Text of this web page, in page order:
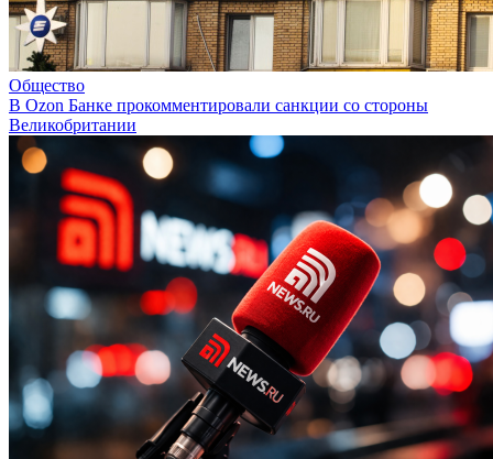
Общество
В Ozon Банке прокомментировали санкции со стороны
Великобритании